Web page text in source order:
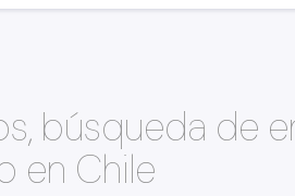
búsqueda de
en Chile